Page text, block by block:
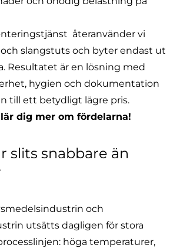
återanvänder vi
slangstuts och byter endast ut
Resultatet är en lösning med
hygien och dokumentation
till ett betydligt lägre pris.
dig mer om fördelarna!
slits snabbare än
och
utsätts dagligen för stora
höga temperaturer,